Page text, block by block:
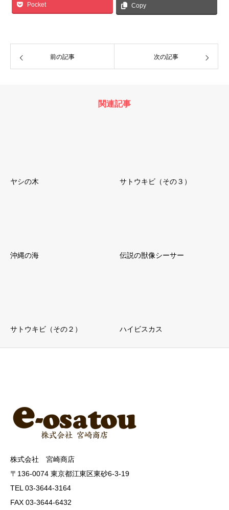
Pocket Copy
前の記事 次の記事
関連記事
ヤシの木 サトウキビ（その３）
沖縄の海 伝説の獣像シーサー
サトウキビ（その２） ハイビスカス
株式会社 宮崎商店
〒136-0074 東京都江東区東砂6-3-19
TEL 03-3644-3164
FAX 03-3644-6432